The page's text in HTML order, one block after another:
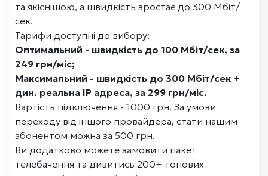
та якіснішою, а швидкість зростає до 300 Мбіт/
сек.
Тарифи доступні до вибору:
Оптимальний - швидкість до 100 Мбіт/сек, за
249 грн/міс;
Максимальний - швидкість до 300 Мбіт/сек +
дин. реальна IP адреса, за 299 грн/міс.
Вартість підключення - 1000 грн. За умови
переходу від іншого провайдера, стати нашим
абонентом можна за 500 грн.
Ви додатково можете замовити пакет
телебачення та дивитись 200+ топових